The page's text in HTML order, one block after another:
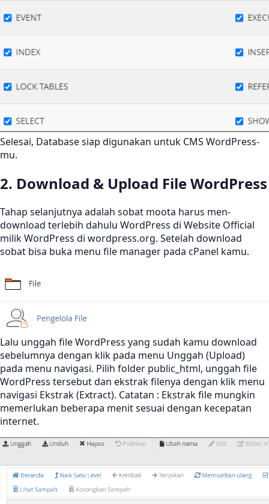
Selesai, Database siap digunakan untuk CMS WordPress-
mu.
2. Download & Upload File WordPress
Tahap selanjutnya adalah sobat moota harus men-
download terlebih dahulu WordPress di Website Official
milik WordPress di wordpress.org. Setelah download
sobat bisa buka menu file manager pada cPanel kamu.
Lalu unggah file WordPress yang sudah kamu download
sebelumnya dengan klik pada menu Unggah (Upload)
pada menu navigasi. Pilih folder public_html, unggah file
WordPress tersebut dan ekstrak filenya dengan klik menu
navigasi Ekstrak (Extract). Catatan : Ekstrak file mungkin
memerlukan beberapa menit sesuai dengan kecepatan
internet.